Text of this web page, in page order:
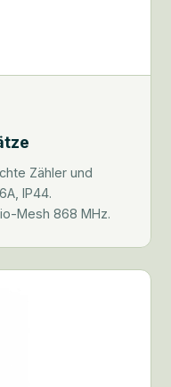
Zähler und
IP44.
Mesh 868 MHz.